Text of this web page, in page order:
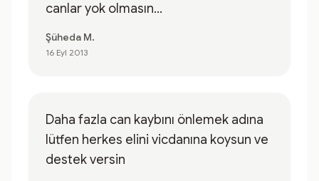
canlar yok olmasın...
Şüheda M.
16 Eyl 2013
Daha fazla can kaybını önlemek adına
lütfen herkes elini vicdanına koysun ve
destek versin